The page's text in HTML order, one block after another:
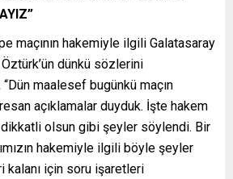
maçının hakemiyle ilgili Galatasaray
dünkü sözlerini
maalesef bugünkü maçın
açıklamalar duyduk. İşte hakem
dikkatli olsun gibi şeyler söylendi. Bir
hakemiyle ilgili böyle şeyler
için soru işaretleri